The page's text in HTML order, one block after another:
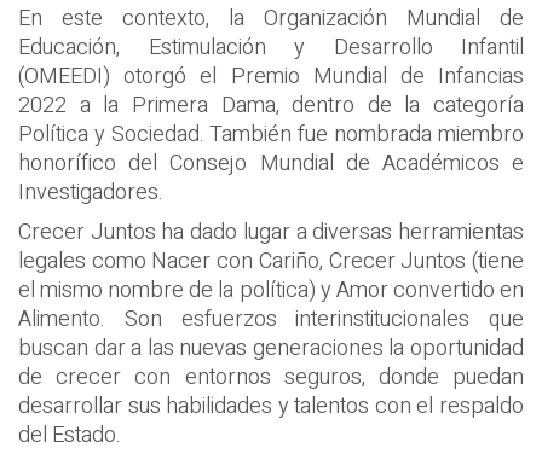
En este contexto, la Organización Mundial de
Educación, Estimulación y Desarrollo Infantil
(OMEEDI) otorgó el Premio Mundial de Infancias
2022 a la Primera Dama, dentro de la categoría
Política y Sociedad. También fue nombrada miembro
honorífico del Consejo Mundial de Académicos e
Investigadores.
Crecer Juntos ha dado lugar a diversas herramientas
legales como Nacer con Cariño, Crecer Juntos (tiene
el mismo nombre de la política) y Amor convertido en
Alimento. Son esfuerzos interinstitucionales que
buscan dar a las nuevas generaciones la oportunidad
de crecer con entornos seguros, donde puedan
desarrollar sus habilidades y talentos con el respaldo
del Estado.